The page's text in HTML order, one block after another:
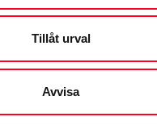
Tillåt urval
Avvisa